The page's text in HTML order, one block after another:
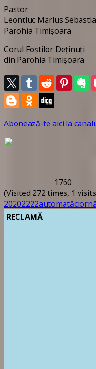
Pastor
Leontiuc Marius
Parohia Timișoara
Corul Foștilor Deținuți
din Parohia Timișoara
Abonează-te aici la
1760
(Visited 272 times, 1
20202222automatăciornă
RECLAMĂ